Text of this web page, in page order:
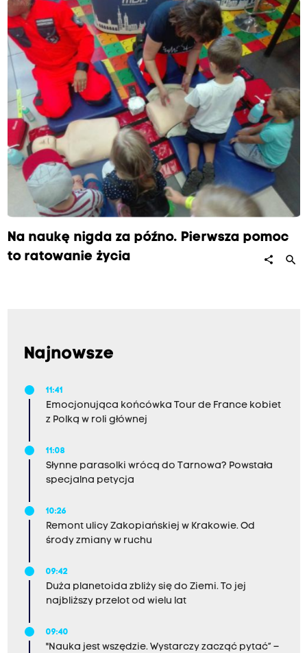
Na naukę nigda za późno. Pierwsza pomoc
to ratowanie życia
share search
Najnowsze
11:41
Emocjonująca końcówka Tour de France kobiet
z Polką w roli głównej
11:08
Słynne parasolki wrócą do Tarnowa? Powstała
specjalna petycja
10:26
Remont ulicy Zakopiańskiej w Krakowie. Od
środy zmiany w ruchu
09:42
Duża planetoida zbliży się do Ziemi. To jej
najbliższy przelot od wielu lat
09:40
"Nauka jest wszędzie. Wystarczy zacząć pytać” –